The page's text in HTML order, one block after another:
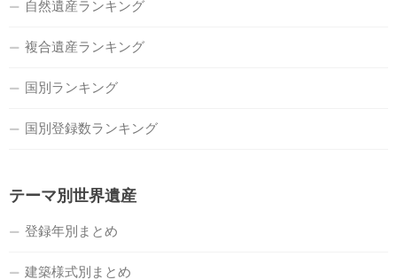
自然遺産ランキング
複合遺産ランキング
国別ランキング
国別登録数ランキング
テーマ別世界遺産
登録年別まとめ
建築様式別まとめ